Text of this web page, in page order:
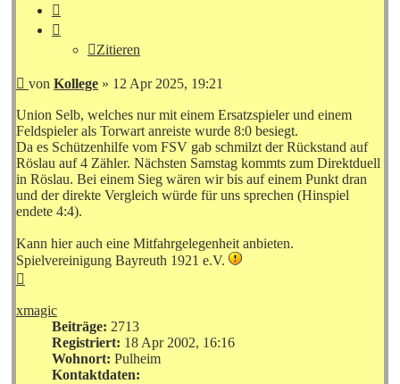
Zitieren
Beitrag
von Kollege » 12 Apr 2025, 19:21
Union Selb, welches nur mit einem Ersatzspieler und einem
Feldspieler als Torwart anreiste wurde 8:0 besiegt.
Da es Schützenhilfe vom FSV gab schmilzt der Rückstand auf
Röslau auf 4 Zähler. Nächsten Samstag kommts zum Direktduell
in Röslau. Bei einem Sieg wären wir bis auf einem Punkt dran
und der direkte Vergleich würde für uns sprechen (Hinspiel
endete 4:4).
Kann hier auch eine Mitfahrgelegenheit anbieten.
Spielvereinigung Bayreuth 1921 e.V.
xmagic
Beiträge: 2713
Registriert: 18 Apr 2002, 16:16
Wohnort: Pulheim
Kontaktdaten: